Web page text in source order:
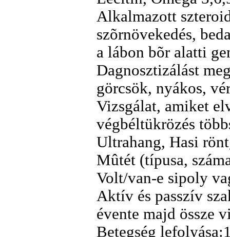
Alkalmazott
szõrnövekedés,
a lábon bõr alatti
Dagnosztizálást
görcsök, nyákos,
Vizsgálat, amiket
végbéltükrözés
Ultrahang, Hasi
Mûtét (típusa,
Volt/van-e sipoly
Aktív és passzív
évente majd össze
Betegség